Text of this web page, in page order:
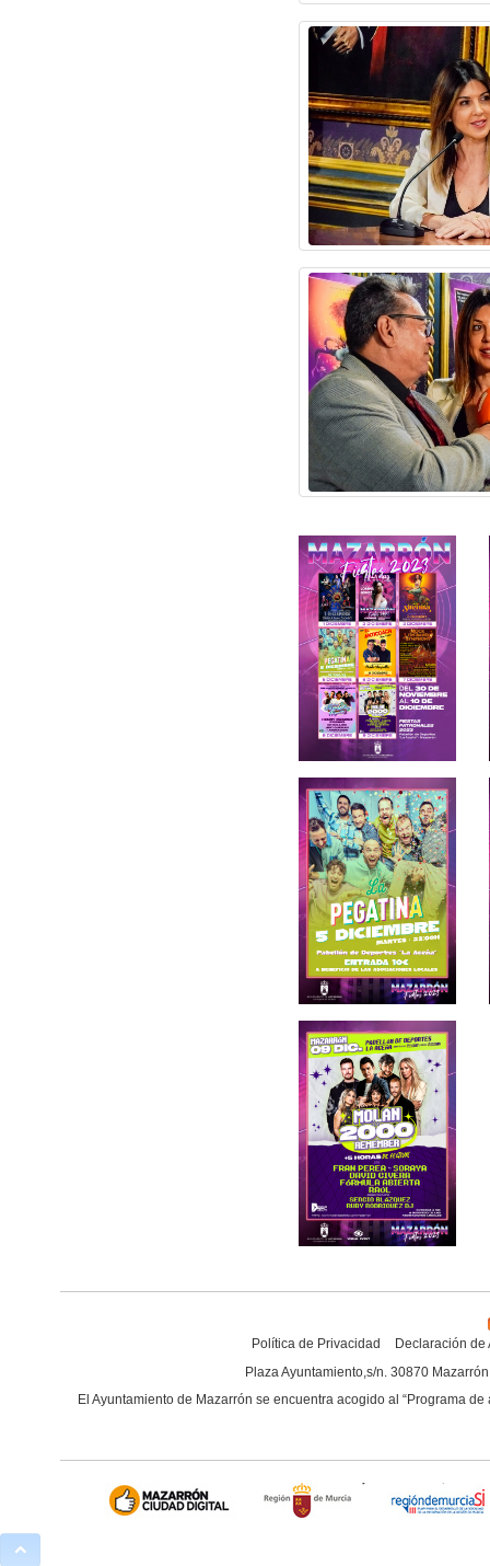
Política de Privacidad
Declaración de
Plaza Ayuntamiento,s/n. 30870
El Ayuntamiento de Mazarrón se encuentra acogido al “Programa